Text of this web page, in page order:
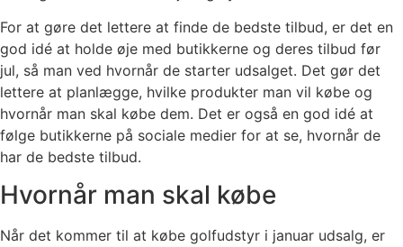
For at gøre det lettere at finde de bedste tilbud, er det en
god idé at holde øje med butikkerne og deres tilbud før
jul, så man ved hvornår de starter udsalget. Det gør det
lettere at planlægge, hvilke produkter man vil købe og
hvornår man skal købe dem. Det er også en god idé at
følge butikkerne på sociale medier for at se, hvornår de
har de bedste tilbud.
Hvornår man skal købe
Når det kommer til at købe golfudstyr i januar udsalg, er